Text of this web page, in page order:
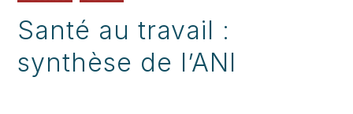
Santé au travail :
synthèse de l’ANI